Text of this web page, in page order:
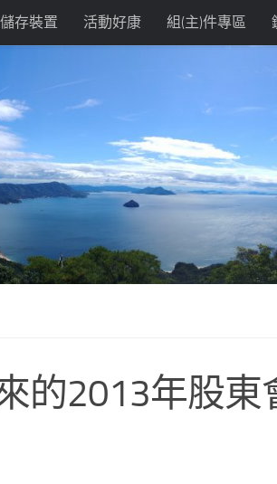
存裝置 活動好康 組(主)件專區
的2013年股東